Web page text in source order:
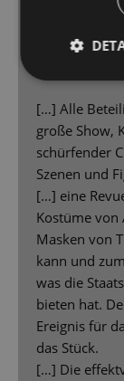
Die
1929 ist an
[…] Alle
große Show,
schürfender
Szenen und
[…] eine
Kostüme von
Masken von
kann und
was die
bieten hat.
Ereignis für
das Stück.
[…] Die